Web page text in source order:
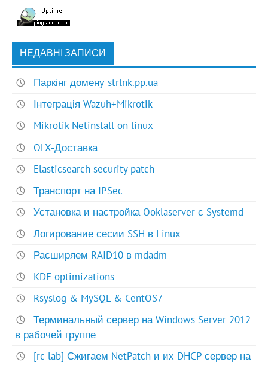
НЕДАВНІ ЗАПИСИ
Паркінг домену strlnk.pp.ua
Інтеграція Wazuh+Mikrotik
Mikrotik Netinstall on linux
OLX-Доставка
Elasticsearch security patch
Транспорт на IPSec
Установка и настройка Ooklaserver с Systemd
Логирование сесии SSH в Linux
Расширяем RAID10 в mdadm
KDE optimizations
Rsyslog & MySQL & CentOS7
Терминальный сервер на Windows Server 2012
в рабочей группе
[rc-lab] Сжигаем NetPatch и их DHCP сервер на